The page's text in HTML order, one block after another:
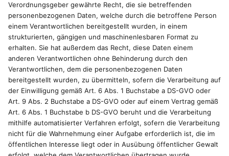
Verordnungsgeber gewährte Recht, die sie betreffenden
personenbezogenen Daten, welche durch die betroffene Person
einem Verantwortlichen bereitgestellt wurden, in einem
strukturierten, gängigen und maschinenlesbaren Format zu
erhalten. Sie hat außerdem das Recht, diese Daten einem
anderen Verantwortlichen ohne Behinderung durch den
Verantwortlichen, dem die personenbezogenen Daten
bereitgestellt wurden, zu übermitteln, sofern die Verarbeitung auf
der Einwilligung gemäß Art. 6 Abs. 1 Buchstabe a DS-GVO oder
Art. 9 Abs. 2 Buchstabe a DS-GVO oder auf einem Vertrag gemäß
Art. 6 Abs. 1 Buchstabe b DS-GVO beruht und die Verarbeitung
mithilfe automatisierter Verfahren erfolgt, sofern die Verarbeitung
nicht für die Wahrnehmung einer Aufgabe erforderlich ist, die im
öffentlichen Interesse liegt oder in Ausübung öffentlicher Gewalt